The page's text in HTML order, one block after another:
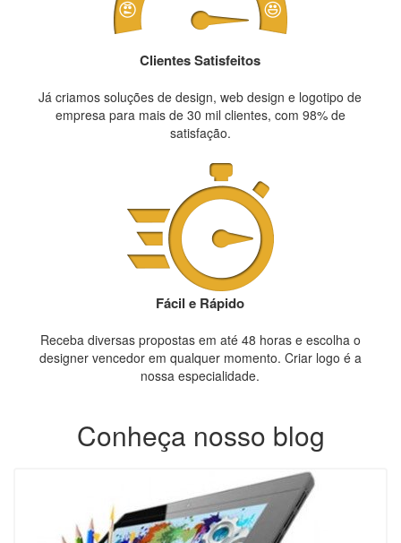
Clientes Satisfeitos
Já criamos soluções de design, web design e logotipo de
empresa para mais de 30 mil clientes, com 98% de
satisfação.
Fácil e Rápido
Receba diversas propostas em até 48 horas e escolha o
designer vencedor em qualquer momento. Criar logo é a
nossa especialidade.
Conheça nosso blog